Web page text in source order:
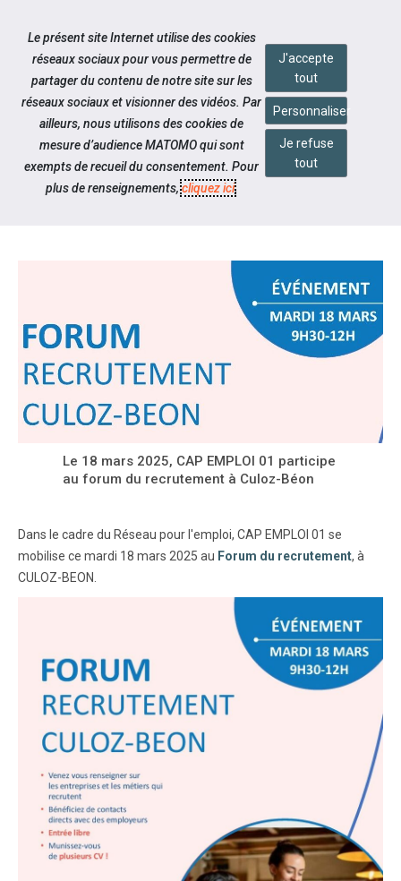
Aller au contenu
Notre actualité
FORUM DU RECRUTEMENT À
Le 18 mars 2025, CAP EMPLOI 01 participe
au forum du recrutement à Culoz-Béon
Dans le cadre du Réseau pour l'emploi, CAP EMPLOI 01 se
mobilise ce mardi 18 mars 2025 au Forum du recrutement, à
CULOZ-BEON.
Le présent site Internet utilise des cookies
réseaux sociaux pour vous permettre de
partager du contenu de notre site sur les
réseaux sociaux et visionner des vidéos. Par
ailleurs, nous utilisons des cookies de
mesure d’audience MATOMO qui sont
exempts de recueil du consentement. Pour
plus de renseignements,cliquez ici.
J'accepte
tout
Personnaliser
Je refuse
tout